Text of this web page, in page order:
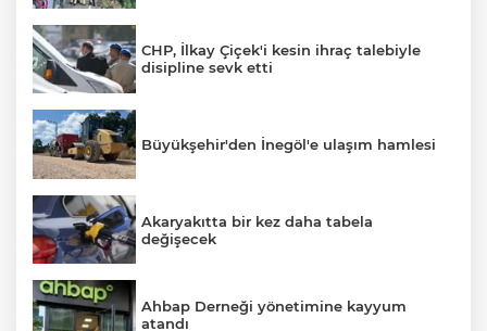
CHP, İlkay Çiçek'i kesin ihraç talebiyle
disipline sevk etti
Büyükşehir'den İnegöl'e ulaşım hamlesi
Akaryakıtta bir kez daha tabela
değişecek
Ahbap Derneği yönetimine kayyum
atandı